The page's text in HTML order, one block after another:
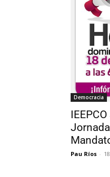
Democracia
Pau Ríos -